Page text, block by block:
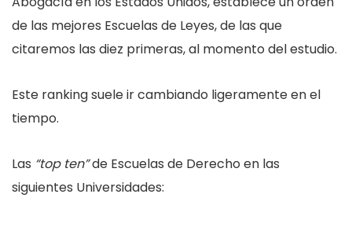
de las mejores Escuelas de Leyes, de las que
citaremos las diez primeras, al momento del estudio.
Este ranking suele ir cambiando ligeramente en el
tiempo.
Las “top ten”de Escuelas de Derecho en las
siguientes Universidades: